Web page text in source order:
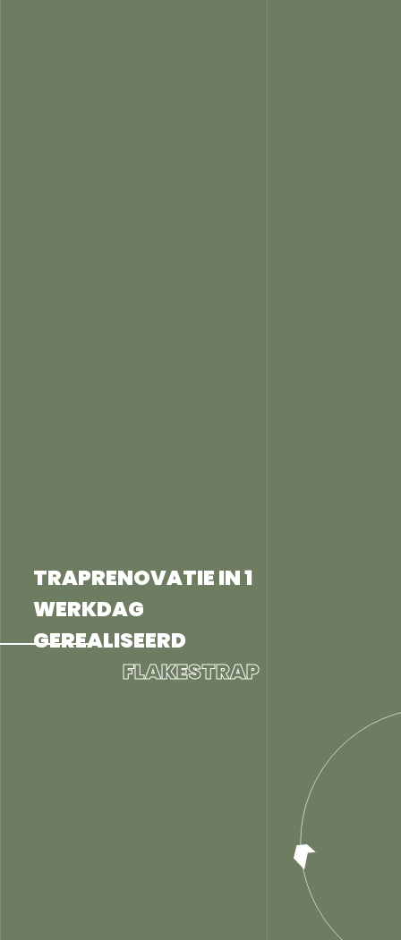
TRAPRENOVATIE IN 1
WERKDAG
GEREALISEERD
FLAKESTRAP